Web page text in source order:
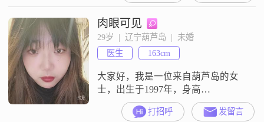
考虑问题，因此与人相处十分融洽
##3002##在生活中，我追求事业成
就，努力提升自己的能力，希望能
够实现自己的价值##3002##我对待
感情认真负责，相信缘分，也相信
通过相互了解和沟
肉眼可见
29岁  |  辽宁葫芦岛  |  未婚
医生
163cm
大家好，我是一位来自葫芦岛的女
士，出生于1997年，身高
163cm##3002##我拥有大学本科学
历，在一家不错的公司工作，月收
打招呼 发留言